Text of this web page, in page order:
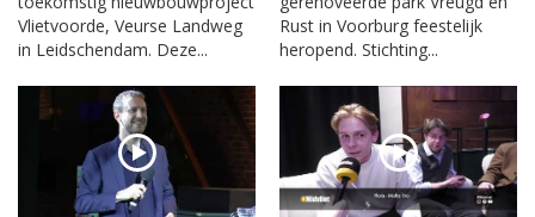
Vlietvoorde, Veurse Landweg
in Leidschendam. Deze...
Rust in Voorburg feestelijk
heropend. Stichting...